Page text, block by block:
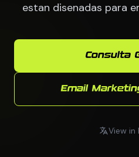
estan disenadas para
Consulta
Email
View in